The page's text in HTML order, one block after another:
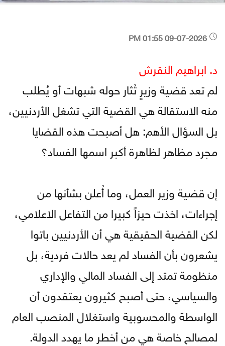
د. ابراهيم النقرش
لم تعد قضية وزيرٍ تُثار حوله شبهات أو يُطلب
منه الاستقالة هي القضية التي تشغل الأردنيين،
بل السؤال الأهم: هل أصبحت هذه القضايا
مجرد مظاهر لظاهرة أكبر اسمها الفساد؟
إن قضية وزير العمل، وما أُعلن بشأنها من
إجراءات، اخذت حيزاً كبيرا من التفاعل الاعلامي،
لكن القضية الحقيقية هي أن الأردنيين باتوا
يشعرون بأن الفساد لم يعد حالات فردية، بل
منظومة تمتد إلى الفساد المالي والإداري
والسياسي، حتى أصبح كثيرون يعتقدون أن
الواسطة والمحسوبية واستغلال المنصب العام
لمصالح خاصة هي من أخطر ما يهدد الدولة.